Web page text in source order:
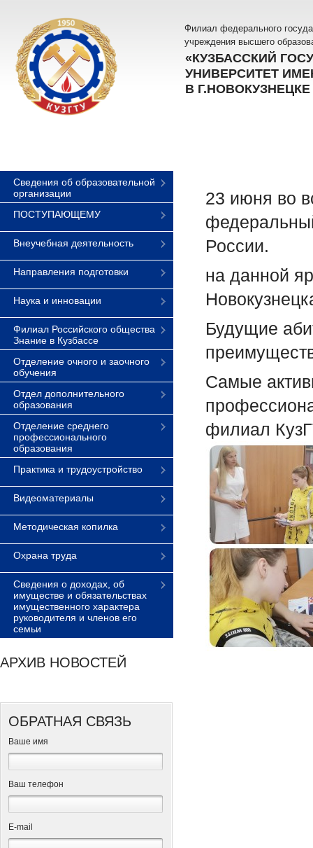
Филиал федерального
учреждения высшего
«КУЗБАССКИЙ
УНИВЕРСИТЕТ
В Г.НОВОКУЗНЕЦКЕ
Сведения об образовательной
организации
ПОСТУПАЮЩЕМУ
Внеучебная деятельность
Направления подготовки
Наука и инновации
Филиал Российского общества
Знание в Кузбассе
Отделение очного и заочного
обучения
Отдел дополнительного
образования
Отделение среднего
профессионального
образования
Практика и трудоустройство
Видеоматериалы
Методическая копилка
Охрана труда
Сведения о доходах, об
имуществе и обязательствах
имущественного характера
руководителя и членов его
семьи
АРХИВ НОВОСТЕЙ
ОБРАТНАЯ СВЯЗЬ
Ваше имя
Ваш телефон
Е-mail
23 июня во
России.
на данной
Будущие
Самые
филиал